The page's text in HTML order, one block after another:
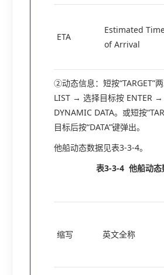
ETA
Estimated
of Arrival
②动态信息：短按“TARGET”
LIST → 选择目标按 ENTER
DYNAMIC DATA。或短按
目标后按“DATA”键弹出。
他船动态数据见表3-3-4。
表3-3-4 他船动态
缩写 英文全称